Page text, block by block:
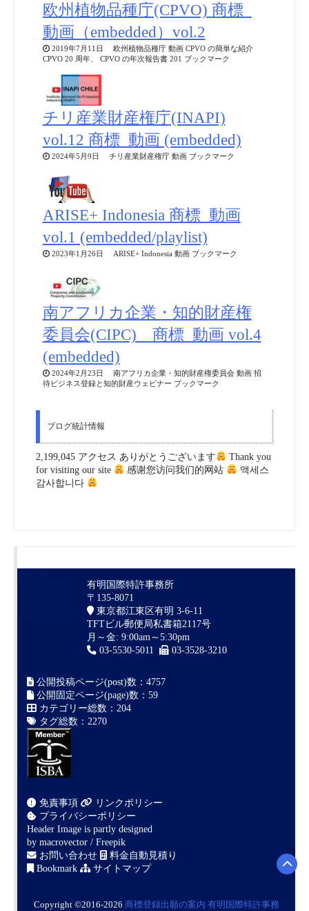
欧州植物品種庁(CPVO) 商標_
動画（embedded）vol.2
2019年7月11日 欧州植物品種庁 動画 CPVO の簡単な紹介
CPVO 20 周年、 CPVO の年次報告書 201 ブックマーク
チリ産業財産権庁(INAPI)
vol.12 商標_動画 (embedded)
2024年5月9日 チリ産業財産権庁 動画 ブックマーク
ARISE+ Indonesia 商標_動画
vol.1 (embedded/playlist)
2023年1月26日 ARISE+ Indonesia 動画 ブックマーク
南アフリカ企業・知的財産権
委員会(CIPC) 商標_動画 vol.4
(embedded)
2024年2月23日 南アフリカ企業・知的財産権委員会 動画 招
待ビジネス登録と知的財産ウェビナー ブックマーク
ブログ統計情報
2,199,045 アクセス ありがとうございます
Thank you
for visiting our site
感谢您访问我们的网站
액세스
감사합니다
有明国際特許事務所
〒135-8071
東京都江東区有明 3-6-11
TFTビル郵便局私書箱2117号
月～金: 9:00am～5:30pm
03-5530-5011
03-3528-3210
公開投稿ページ(post)数：4757
公開固定ページ(page)数：59
カテゴリー総数：204
タグ総数：2270
免責事項
リンクポリシー
プライバシーポリシー
Header Image is partly designed
by macrovector / Freepik
お問い合わせ
料金自動見積り
Bookmark
サイトマップ
Copyright ©2016-2026 商標登録出願の案内 有明国際特許事務